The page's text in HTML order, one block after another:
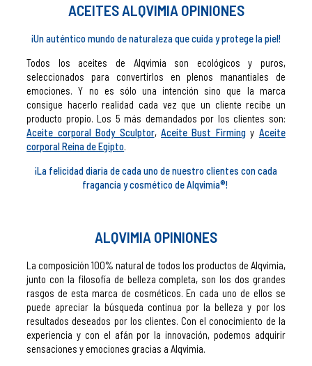
ACEITES ALQVIMIA OPINIONES
¡Un auténtico mundo de naturaleza que cuida y protege la piel!
Todos los aceites de Alqvimia son ecológicos y puros,
seleccionados para convertirlos en plenos manantiales de
emociones. Y no es sólo una intención sino que la marca
consigue hacerlo realidad cada vez que un cliente recibe un
producto propio. Los 5 más demandados por los clientes son:
Aceite corporal Body Sculptor,Aceite Bust Firming y Aceite
corporal Reina de Egipto.
¡La felicidad diaria de cada uno de nuestro clientes con cada
fragancia y cosmético de Alqvimia®!
ALQVIMIA OPINIONES
La composición 100% natural de todos los productos de Alqvimia,
junto con la filosofía de belleza completa, son los dos grandes
rasgos de esta marca de cosméticos. En cada uno de ellos se
puede apreciar la búsqueda continua por la belleza y por los
resultados deseados por los clientes. Con el conocimiento de la
experiencia y con el afán por la innovación, podemos adquirir
sensaciones y emociones gracias a Alqvimia.